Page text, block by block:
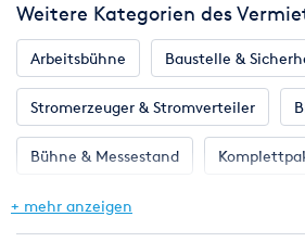
Weitere Kategorien des
Arbeitsbühne Baustelle &
Stromerzeuger & Stromverteiler
Bühne & Messestand
Licht & Effekte
+ mehr anzeigen